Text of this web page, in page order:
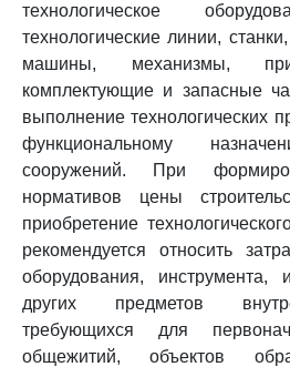
технологическое
технологические линии,
машины, механизмы,
комплектующие и запасные
выполнение технологических
функциональному
сооружений. При
нормативов цены
приобретение
рекомендуется относить
оборудования, инструмента,
других предметов
требующихся для
общежитий, объектов